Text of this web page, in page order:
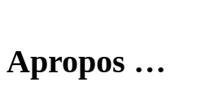
Apropos …